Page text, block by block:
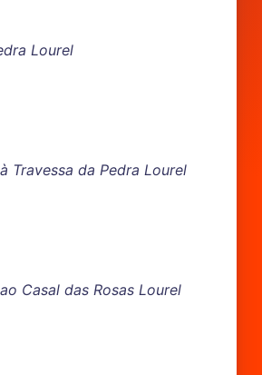
Lourel
Travessa da Pedra Lourel
Casal das Rosas Lourel